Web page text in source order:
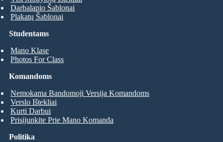
Studentams
Mano Klase
Photos For Class
Darbalapio Šablonai
Plakatų Šablonai
Komandoms
Nemokama Bandomoji Versija Komandoms
Verslo Ištekliai
Kurti Darbui
Prisijunkite Prie Mano Komanda
Politika